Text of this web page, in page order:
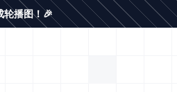
播图！🎉